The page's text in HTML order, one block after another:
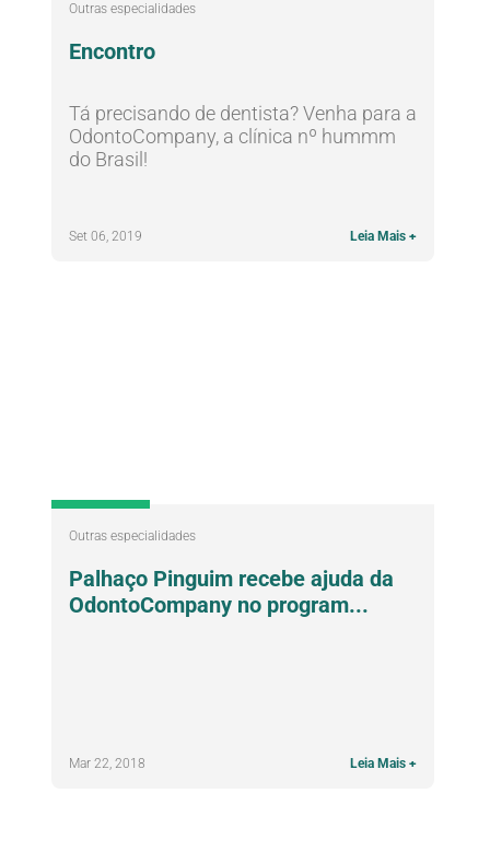
Outras especialidades
Encontro
Tá precisando de dentista? Venha para a
OdontoCompany, a clínica nº hummm
do Brasil!
Set 06, 2019 Leia Mais +
Outras especialidades
Palhaço Pinguim recebe ajuda da
OdontoCompany no program...
Mar 22, 2018 Leia Mais +